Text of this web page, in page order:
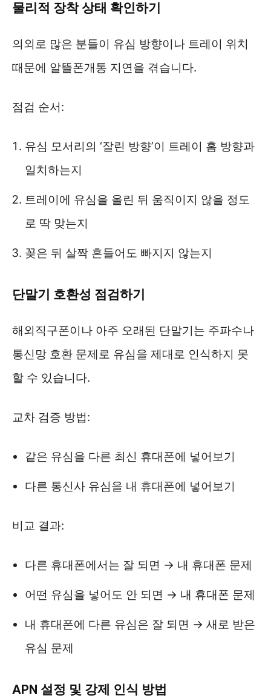
물리적 장착 상태 확인하기
의외로 많은 분들이 유심 방향이나 트레이 위치
때문에 알뜰폰개통 지연을 겪습니다.
점검 순서:
유심 모서리의 ‘잘린 방향’이 트레이 홈 방향과
일치하는지
트레이에 유심을 올린 뒤 움직이지 않을 정도
로 딱 맞는지
꽂은 뒤 살짝 흔들어도 빠지지 않는지
단말기 호환성 점검하기
해외직구폰이나 아주 오래된 단말기는 주파수나
통신망 호환 문제로 유심을 제대로 인식하지 못
할 수 있습니다.
교차 검증 방법:
같은 유심을 다른 최신 휴대폰에 넣어보기
다른 통신사 유심을 내 휴대폰에 넣어보기
비교 결과:
다른 휴대폰에서는 잘 되면 → 내 휴대폰 문제
어떤 유심을 넣어도 안 되면 → 내 휴대폰 문제
내 휴대폰에 다른 유심은 잘 되면 → 새로 받은
유심 문제
APN 설정 및 강제 인식 방법